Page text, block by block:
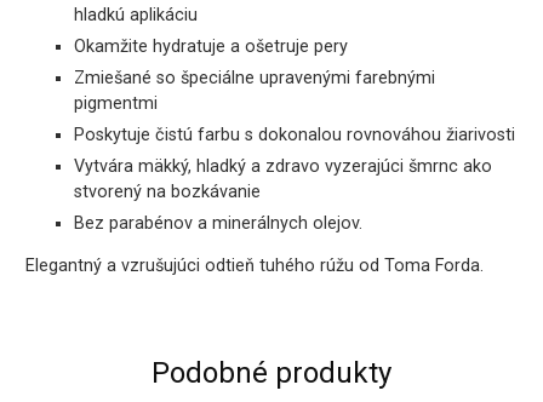
hladkú aplikáciu
Okamžite hydratuje a ošetruje pery
Zmiešané so špeciálne upravenými farebnými
pigmentmi
Poskytuje čistú farbu s dokonalou rovnováhou žiarivosti
Vytvára mäkký, hladký a zdravo vyzerajúci šmrnc ako
stvorený na bozkávanie
Bez parabénov a minerálnych olejov.
Elegantný a vzrušujúci odtieň tuhého rúžu od Toma Forda.
Podobné produkty